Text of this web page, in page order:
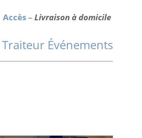
Accès– Livraison à domicile
Traiteur Événements